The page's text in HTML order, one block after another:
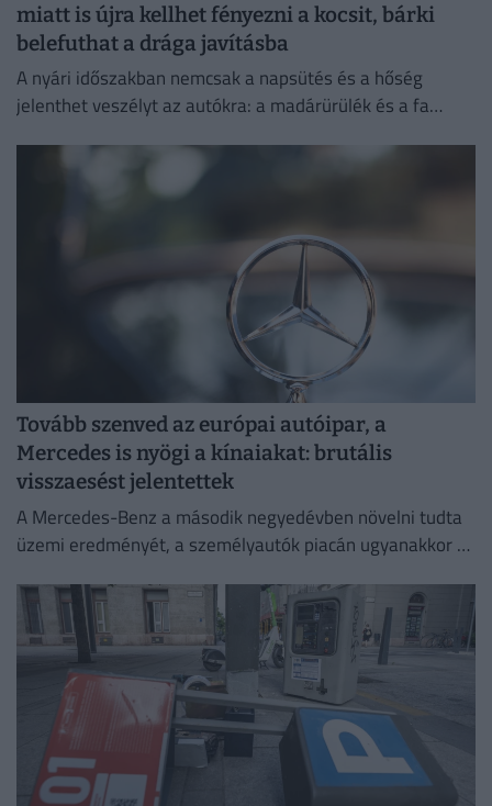
miatt is újra kellhet fényezni a kocsit, bárki
belefuthat a drága javításba
A nyári időszakban nemcsak a napsütés és a hőség
jelenthet veszélyt az autókra: a madárürülék és a fa
Tovább szenved az európai autóipar, a
Mercedes is nyögi a kínaiakat: brutális
visszaesést jelentettek
A Mercedes-Benz a második negyedévben növelni tudta
üzemi eredményét, a személyautók piacán ugyanakkor –
romlott a jövedelmezőség.